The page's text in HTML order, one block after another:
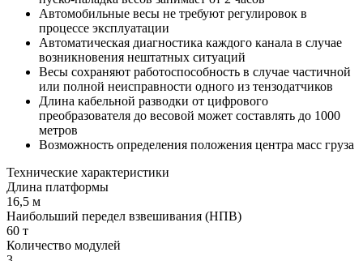
Автомобильные весы не требуют регулировок в
процессе эксплуатации
Автоматическая диагностика каждого канала в случае
возникновения нештатных ситуаций
Весы сохраняют работоспособность в случае частичной
или полной неисправности одного из тензодатчиков
Длина кабельной разводки от цифрового
преобразователя до весовой может составлять до 1000
метров
Возможность определения положения центра масс груза
Технические характеристики
Длина платформы
16,5 м
Наибольший передел взвешивания (НПВ)
60 т
Количество модулей